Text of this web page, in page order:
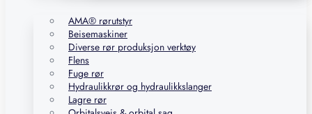
AMA® rørutstyr
Beisemaskiner
Diverse rør produksjon verktøy
Flens
Fuge rør
Hydraulikkrør og hydraulikkslanger
Lagre rør